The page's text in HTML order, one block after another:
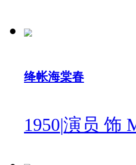
绛帐海棠春
1950|演员 饰